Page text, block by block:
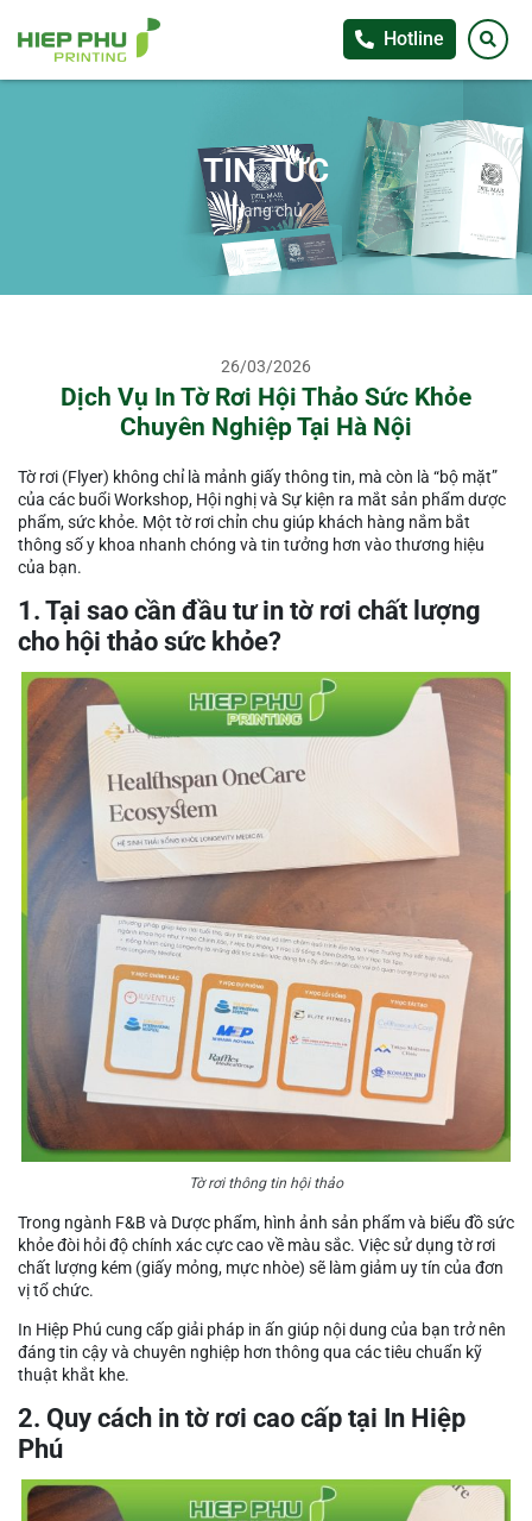
Hotline
TIN TỨC
Trang chủ
26/03/2026
Dịch Vụ In Tờ Rơi Hội Thảo Sức Khỏe
Chuyên Nghiệp Tại Hà Nội
Tờ rơi (Flyer) không chỉ là mảnh giấy thông tin, mà còn là “bộ mặt”
của các buổi Workshop, Hội nghị và Sự kiện ra mắt sản phẩm dược
phẩm, sức khỏe. Một tờ rơi chỉn chu giúp khách hàng nắm bắt
thông số y khoa nhanh chóng và tin tưởng hơn vào thương hiệu
của bạn.
1. Tại sao cần đầu tư in tờ rơi chất lượng
cho hội thảo sức khỏe?
Tờ rơi thông tin hội thảo
Trong ngành F&B và Dược phẩm, hình ảnh sản phẩm và biểu đồ sức
khỏe đòi hỏi độ chính xác cực cao về màu sắc. Việc sử dụng tờ rơi
chất lượng kém (giấy mỏng, mực nhòe) sẽ làm giảm uy tín của đơn
vị tổ chức.
In Hiệp Phú cung cấp giải pháp in ấn giúp nội dung của bạn trở nên
đáng tin cậy và chuyên nghiệp hơn thông qua các tiêu chuẩn kỹ
thuật khắt khe.
2. Quy cách in tờ rơi cao cấp tại In Hiệp
Phú